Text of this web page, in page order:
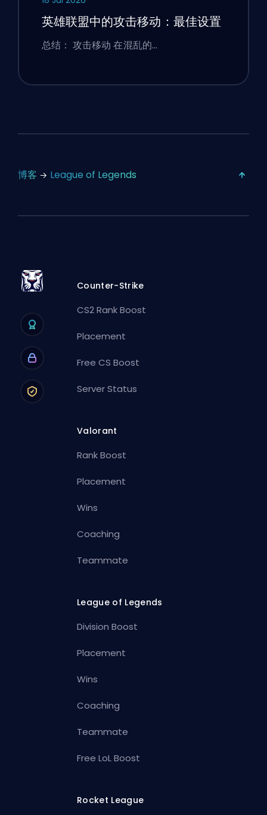
英雄联盟中的攻击移动：最佳设置
总结： 攻击移动 在混乱的…
博客 League of Legends
Counter-Strike
CS2 Rank Boost
Placement
Free CS Boost
Server Status
Valorant
Rank Boost
Placement
Wins
Coaching
Teammate
League of Legends
Division Boost
Placement
Wins
Coaching
Teammate
Free LoL Boost
Rocket League